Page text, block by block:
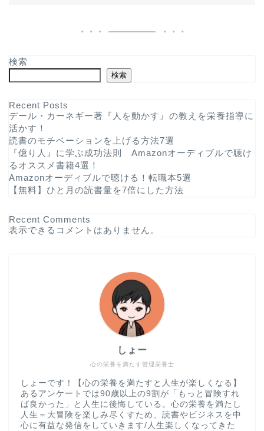
検索
検索
Recent Posts
デール・カーネギー著『人を動かす』の教えを栄養指導に
活かす！
読書のモチベーションを上げる方法7選
『億り人』に学ぶ成功法則 Amazonオーディブルで聴け
るオススメ書籍4選！
Amazonオーディブルで聴ける！転職本5選
【無料】ひと月の読書量を7倍にした方法
Recent Comments
表示できるコメントはありません。
心の栄養を満たす管理栄養士
しょー
しょーです！【心の栄養を満たすと人生が楽しくなる】
あるアンケートでは90歳以上の9割が「もっと冒険すれ
ば良かった」と人生に後悔している。心の栄養を満たし
人生＝大冒険を楽しみ尽くすため、読書やビジネスを中
心に有益な発信をしていきます/人生楽しくなってきた
ホーム
書評